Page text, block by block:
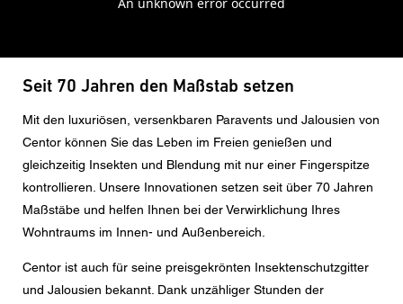
Seit 70 Jahren den Maßstab setzen
Mit den luxuriösen, versenkbaren Paravents und Jalousien von
Centor können Sie das Leben im Freien genießen und
gleichzeitig Insekten und Blendung mit nur einer Fingerspitze
kontrollieren. Unsere Innovationen setzen seit über 70 Jahren
Maßstäbe und helfen Ihnen bei der Verwirklichung Ihres
Wohntraums im Innen- und Außenbereich.
Centor ist auch für seine preisgekrönten Insektenschutzgitter
und Jalousien bekannt. Dank unzähliger Stunden der
Sie sind